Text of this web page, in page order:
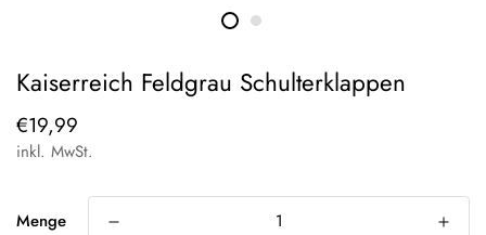
Kaiserreich Feldgrau Schulterklappen
Regulärer
Preis
€19,99
inkl. MwSt.
Menge